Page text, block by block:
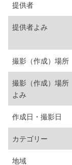
提供者
提供者よみ
撮影（作成）場所
撮影（作成）場所
よみ
作成日・撮影日
カテゴリー
地域